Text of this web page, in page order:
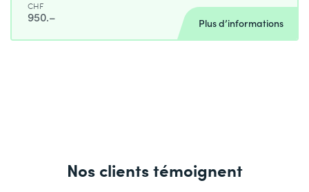
CHF
950.– Plus d’informations
Nos clients témoignent